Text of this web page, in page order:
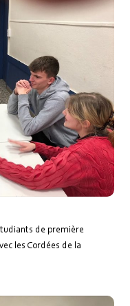
de première
les Cordées de la